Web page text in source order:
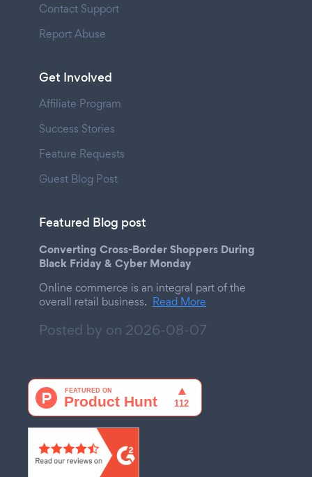
Contact Support
Report Abuse
Get Involved
Affiliate Program
Success Stories
Feature Requests
Guest Blog Post
Featured Blog post
Converting Cross-Border Shoppers During
Black Friday & Cyber Monday
Online commerce is an integral part of the
overall retail business. Read More
Posted by on 2026-08-07